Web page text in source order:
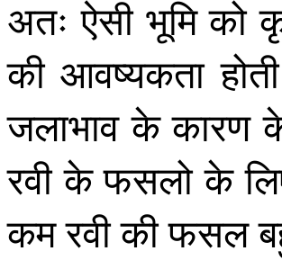
अतः ऐसी भूमि को
की आवष्यकता
जलाभाव के कारण
रवी के फसलो के
कम रवी की फसल